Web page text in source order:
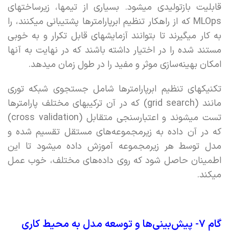
قابلیت بازتولیدی میشود. بسیاری از تیمها، زیرساختهای
MLOps که از راهکار تنظیم ابرپارامترها پشتیبانی میکنند، را
به کار میگیرند تا بتوانند آزمایشهای قابل تکرار و به خوبی
مستند شده را در اختیار داشته باشند که در نهایت به آنها
امکان بهینه‌سازی موثر و مفید را در طول زمان میدهد.
تکنیکهای تنظیم ابرپارامترها شامل جستجوی شبکه توری
مانند (grid search) که در آن ترکیبهای مختلف پارامترها
تست میشوند و اعتبارسنجی متقابل (cross validation)
که در آن داده به زیرمجموعه‌های مستقل تقسیم شده و
مدل توسط هر زیرمجموعه آموزش داده میشود تا این
اطمینان حاصل شود که روی داده‌های مختلف، خوب عمل
میکند.
گام ۷- پیش‌بینی‌ها و توسعه مدل به محیط کاری